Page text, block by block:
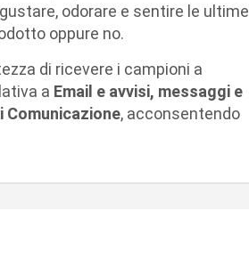
odorare e sentire le ultime
oppure no.
di ricevere i campioni a
a Email e avvisi, messaggi e
Comunicazione, acconsentendo